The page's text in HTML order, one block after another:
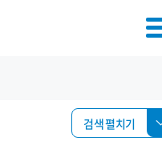
검색 펼치기